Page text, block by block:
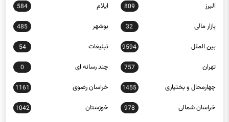
البرز 809 ایلام 584
بازار مالی 32 بوشهر 485
بین الملل 9594 تبلیغات 54
تهران 757 چند رسانه ای 0
چهارمحال و بختیاری 1455 خراسان رضوی 1161
خراسان شمالی 978 خوزستان 1042